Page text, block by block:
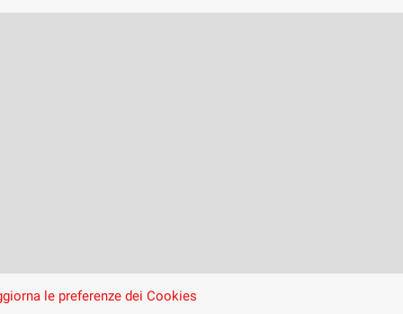
le preferenze dei Cookies